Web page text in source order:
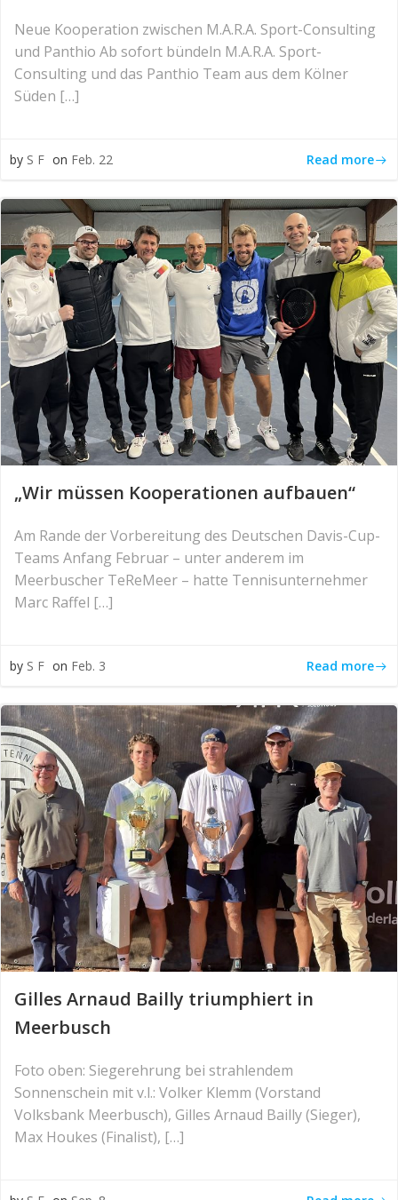
Neue Kooperation zwischen M.A.R.A. Sport-Consulting
und Panthio Ab sofort bündeln M.A.R.A. Sport-
Consulting und das Panthio Team aus dem Kölner
Süden […]
by S F on Feb. 22 Read more
„Wir müssen Kooperationen aufbauen“
Am Rande der Vorbereitung des Deutschen Davis-Cup-
Teams Anfang Februar – unter anderem im
Meerbuscher TeReMeer – hatte Tennisunternehmer
Marc Raffel […]
by S F on Feb. 3 Read more
Gilles Arnaud Bailly triumphiert in
Meerbusch
Foto oben: Siegerehrung bei strahlendem
Sonnenschein mit v.l.: Volker Klemm (Vorstand
Volksbank Meerbusch), Gilles Arnaud Bailly (Sieger),
Max Houkes (Finalist), […]